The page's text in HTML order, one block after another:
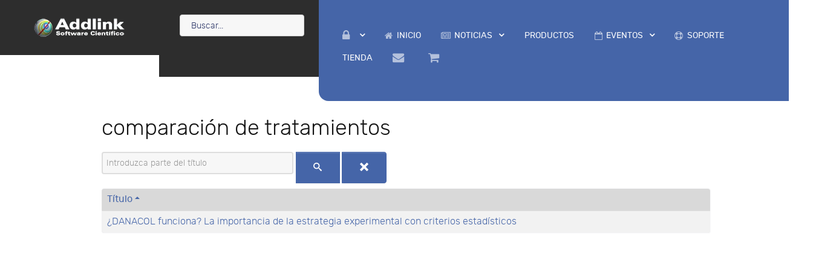
INICIO NOTICIAS PRODUCTOS EVENTOS SOPORTE
TIENDA
comparación de tratamientos
Introduzca parte del título
Título
¿DANACOL funciona? La importancia de la estrategia experimental con criterios estadísticos